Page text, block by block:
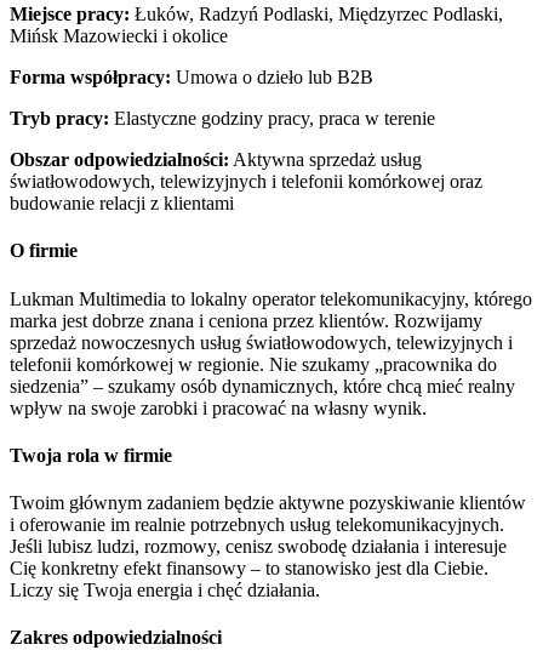
Miejsce pracy: Łuków, Radzyń Podlaski, Międzyrzec Podlaski,
Mińsk Mazowiecki i okolice
Forma współpracy: Umowa o dzieło lub B2B
Tryb pracy: Elastyczne godziny pracy, praca w terenie
Obszar odpowiedzialności: Aktywna sprzedaż usług
światłowodowych, telewizyjnych i telefonii komórkowej oraz
budowanie relacji z klientami
O firmie
Lukman Multimedia to lokalny operator telekomunikacyjny, którego
marka jest dobrze znana i ceniona przez klientów. Rozwijamy
sprzedaż nowoczesnych usług światłowodowych, telewizyjnych i
telefonii komórkowej w regionie. Nie szukamy „pracownika do
siedzenia” – szukamy osób dynamicznych, które chcą mieć realny
wpływ na swoje zarobki i pracować na własny wynik.
Twoja rola w firmie
Twoim głównym zadaniem będzie aktywne pozyskiwanie klientów
i oferowanie im realnie potrzebnych usług telekomunikacyjnych.
Jeśli lubisz ludzi, rozmowy, cenisz swobodę działania i interesuje
Cię konkretny efekt finansowy – to stanowisko jest dla Ciebie.
Liczy się Twoja energia i chęć działania.
Zakres odpowiedzialności